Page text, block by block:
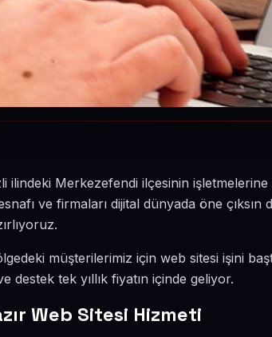
ilindeki Merkezefendi ilçesinin
ve firmaları dijital dünyada öne
müşterilerimiz için web sitesi işini
destek tek yıllık fiyatın içinde geliyor.
Web Sitesi Hizmeti